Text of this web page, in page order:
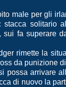
male per gli
stacca solitario
sui fa superare
rimette la
da punizione
possa arrivare
di nuovo la